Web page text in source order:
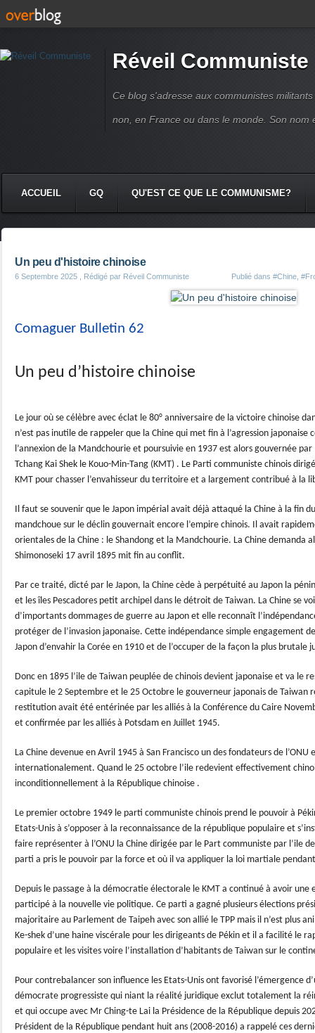
Réveil Communiste
Ce blog s'adresse aux communistes
non, en France ou dans le monde. Son nom
ACCUEIL GQ QU'EST CE QUE LE COMMUNISME?
Un peu d'histoire chinoise
6 Septembre 2025 , Rédigé par Réveil Communiste Publié dans #Chine
Comaguer Bulletin 62
Un peu d’histoire chinoise
Le jour où se célèbre avec éclat le 80° anniversaire de la victoire chinoise
n’est pas inutile de rappeler que la Chine qui met fin à l’agression japonaise
l’annexion de la Mandchourie et poursuivie en 1937 est alors gouvernée
Tchang Kai Shek le Kouo-Min-Tang (KMT) . Le Parti communiste chinois
KMT pour chasser l’envahisseur du territoire et a largement contribué à la
Il faut se souvenir que le Japon impérial avait déjà attaqué la Chine à la fin
mandchoue sur le déclin gouvernait encore l’empire chinois. Il avait
orientales de la Chine : le Shandong et la Mandchourie. La Chine demanda
Shimonoseki 17 avril 1895 mit fin au conflit.
Par ce traité, dicté par le Japon, la Chine cède à perpétuité au Japon la
et les îles Pescadores petit archipel dans le détroit de Taiwan. La Chine se
d’importants dommages de guerre au Japon et elle reconnaît
protéger de l’invasion japonaise. Cette indépendance simple engagement
Japon d’envahir la Corée en 1910 et de l’occuper de la façon la plus brutale
Donc en 1895 l’ile de Taiwan peuplée de chinois devient japonaise et va le
capitule le 2 Septembre et le 25 Octobre le gouverneur japonais de Taiwan
restitution avait été entérinée par les alliés à la Conférence du Caire
et confirmée par les alliés à Potsdam en Juillet 1945.
La Chine devenue en Avril 1945 à San Francisco un des fondateurs de
internationalement. Quand le 25 octobre l’ile redevient effectivement
inconditionnellement à la République chinoise .
Le premier octobre 1949 le parti communiste chinois prend le pouvoir à
Etats-Unis à s’opposer à la reconnaissance de la république populaire et
faire représenter à l’ONU la Chine dirigée par le Part communiste par l’ile de
parti a pris le pouvoir par la force et où il va appliquer la loi martiale
Depuis le passage à la démocratie électorale le KMT a continué à avoir une
participé à la nouvelle vie politique. Ce parti a gagné plusieurs élections
majoritaire au Parlement de Taipeh avec son allié le TPP mais il n’est plus
Ke-shek d’une haine viscérale pour les dirigeants de Pékin et il a facilité le
populaire et les visites voire l’installation d’habitants de Taiwan sur le
Pour contrebalancer son influence les Etats-Unis ont favorisé l’émergence
démocrate progressiste qui niant la réalité juridique exclut totalement la
et qui occupe avec Mr Ching-te Lai la Présidence de la République depuis
Président de la République pendant huit ans (2008-2016) a rappelé ces